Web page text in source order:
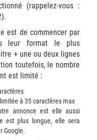
(rappelez-vous :
est de commencer par
leur format le plus
+ une ou deux lignes
toutefois, le nombre
est limité :
à 35 caractères max
annonce est elle aussi
est plus longue, elle sera
Google.